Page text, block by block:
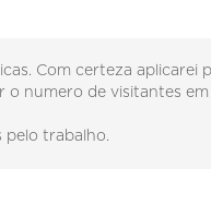
Com certeza aplicarei
o numero de visitantes em
pelo trabalho.